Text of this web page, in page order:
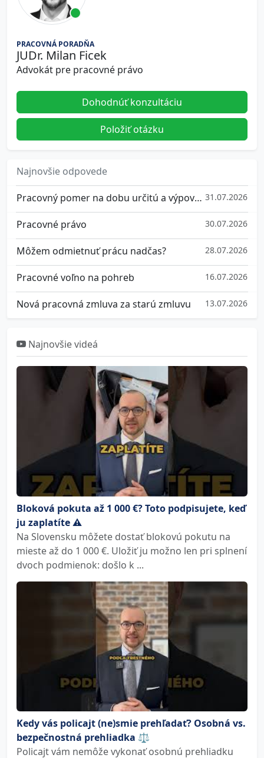
PRACOVNÁ PORADŇA
JUDr. Milan Ficek
Advokát pre pracovné právo
Dohodnúť konzultáciu
Položiť otázku
Najnovšie odpovede
Pracovný pomer na dobu určitú a výpovedná doba 31.07.2026
Pracovné právo 30.07.2026
Môžem odmietnuť prácu nadčas? 28.07.2026
Pracovné voľno na pohreb 16.07.2026
Nová pracovná zmluva za starú zmluvu 13.07.2026
Najnovšie videá
Bloková pokuta až 1 000 €? Toto podpisujete, keď
ju zaplatíte ⚠️
Na Slovensku môžete dostať blokovú pokutu na
mieste až do 1 000 €. Uložiť ju možno len pri splnení
dvoch podmienok: došlo k ...
Kedy vás policajt (ne)smie prehľadať? Osobná vs.
bezpečnostná prehliadka ⚖️
Policajt vám nemôže vykonať osobnú prehliadku